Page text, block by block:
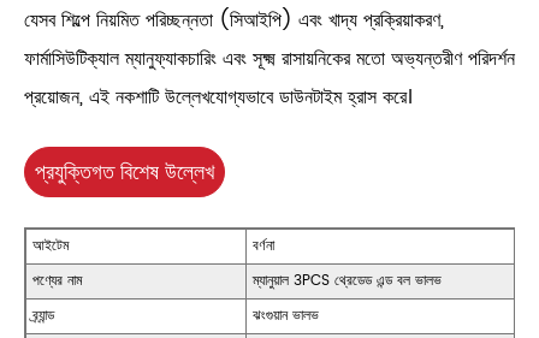
যেসব শিল্পে নিয়মিত পরিচ্ছন্নতা (সিআইপি) এবং খাদ্য প্রক্রিয়াকরণ,
ফার্মাসিউটিক্যাল ম্যানুফ্যাকচারিং এবং সূক্ষ্ম রাসায়নিকের মতো অভ্যন্তরীণ পরিদর্শন
প্রয়োজন, এই নকশাটি উল্লেখযোগ্যভাবে ডাউনটাইম হ্রাস করে।
প্রযুক্তিগত বিশেষ উল্লেখ
আইটেম
বর্ণনা
পণ্যের নাম
ম্যানুয়াল 3PCS থ্রেডেড এন্ড বল ভালভ
ব্র্যান্ড
ঝংগুয়ান ভালভ